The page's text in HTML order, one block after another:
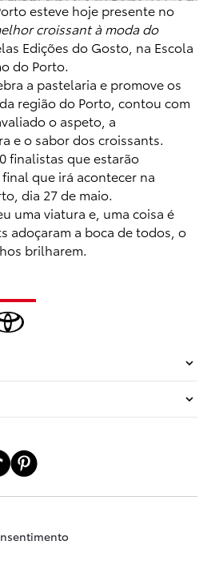
esteve hoje presente no
croissant à moda do
Edições do Gosto, na Escola
do Porto.
a pastelaria e promove os
região do Porto, contou com
o aspeto, a
e o sabor dos croissants.
finalistas que estarão
que irá acontecer na
dia 27 de maio.
uma viatura e, uma coisa é
adoçaram a boca de todos, o
brilharem.